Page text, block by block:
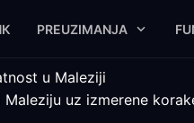
PREUZIMANJA
u Maleziji
uz izmerene